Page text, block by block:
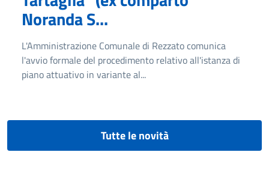
Noranda S...
L'Amministrazione Comunale di Rezzato comunica
l'avvio formale del procedimento relativo all'istanza di
piano attuativo in variante al...
Tutte le novità